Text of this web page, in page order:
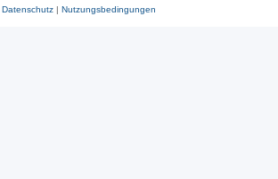
Datenschutz| Nutzungsbedingungen